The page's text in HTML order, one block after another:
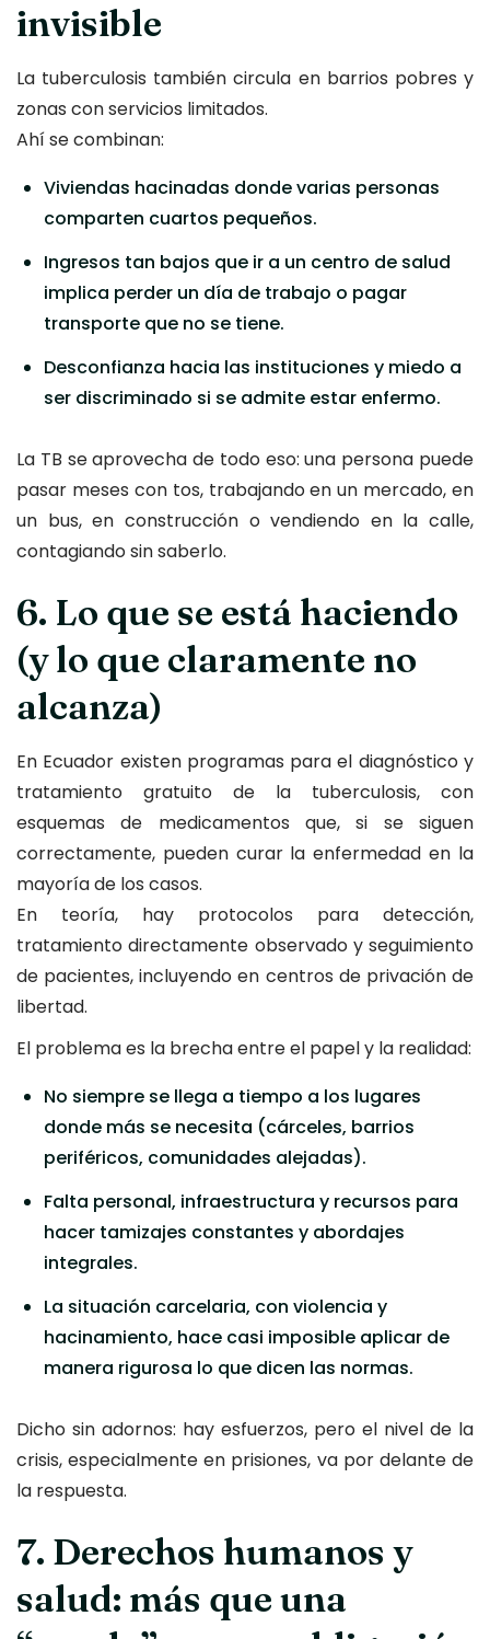
invisible
La tuberculosis también circula en barrios pobres y
zonas con servicios limitados.
Ahí se combinan:
Viviendas hacinadas donde varias personas
comparten cuartos pequeños.
Ingresos tan bajos que ir a un centro de salud
implica perder un día de trabajo o pagar
transporte que no se tiene.
Desconfianza hacia las instituciones y miedo a
ser discriminado si se admite estar enfermo.
La TB se aprovecha de todo eso: una persona puede
pasar meses con tos, trabajando en un mercado, en
un bus, en construcción o vendiendo en la calle,
contagiando sin saberlo.
6. Lo que se está haciendo
(y lo que claramente no
alcanza)
En Ecuador existen programas para el diagnóstico y
tratamiento gratuito de la tuberculosis, con
esquemas de medicamentos que, si se siguen
correctamente, pueden curar la enfermedad en la
mayoría de los casos.
En teoría, hay protocolos para detección,
tratamiento directamente observado y seguimiento
de pacientes, incluyendo en centros de privación de
libertad.
El problema es la brecha entre el papel y la realidad:
No siempre se llega a tiempo a los lugares
donde más se necesita (cárceles, barrios
periféricos, comunidades alejadas).
Falta personal, infraestructura y recursos para
hacer tamizajes constantes y abordajes
integrales.
La situación carcelaria, con violencia y
hacinamiento, hace casi imposible aplicar de
manera rigurosa lo que dicen las normas.
Dicho sin adornos: hay esfuerzos, pero el nivel de la
crisis, especialmente en prisiones, va por delante de
la respuesta.
7. Derechos humanos y
salud: más que una